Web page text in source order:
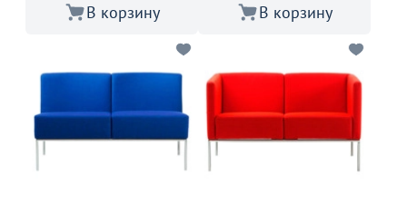
В корзину В корзину